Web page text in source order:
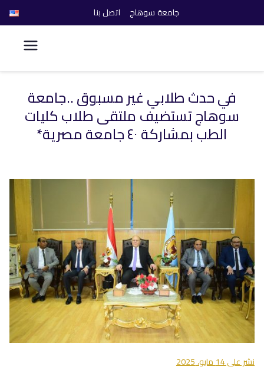
جامعة سوهاج اتصل بنا
كلية الحاسبات والذكاء
الاصطناعي
في حدث طلابي غير مسبوق ..جامعة
سوهاج تستضيف ملتقى طلاب كليات
الطب بمشاركة ٤٠ جامعة مصرية*
نشر على14 مايو، 2025